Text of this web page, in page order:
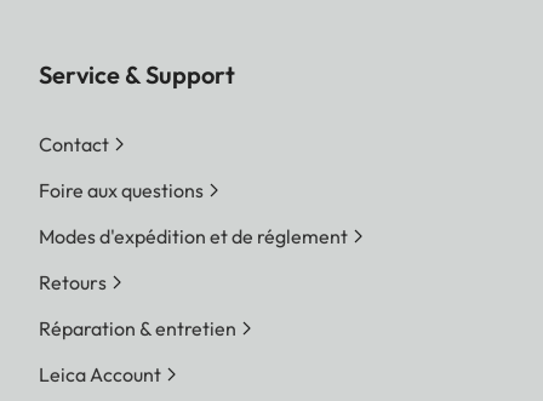
Service & Support
Contact
Foire aux questions
Modes d'expédition et de réglement
Retours
Réparation & entretien
Leica Account